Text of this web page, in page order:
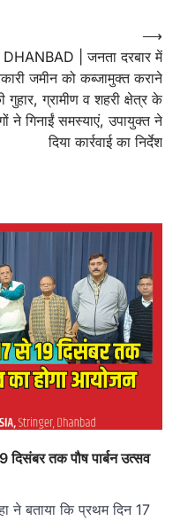
DHANBAD | जनता दरबार में
जमीन को कब्जामुक्त कराने
गुहार, ग्रामीण व शहरी क्षेत्र के
ने गिनाईं समस्याएं, उपायुक्त ने
दिया कार्रवाई का निर्देश
⟶
तक पौष पार्बन उत्सव
ने बताया कि प्रथम दिन 17